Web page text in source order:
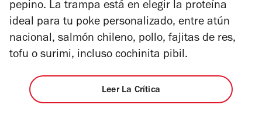
pepino. La trampa está en elegir la proteína
ideal para tu poke personalizado, entre atún
nacional, salmón chileno, pollo, fajitas de res,
tofu o surimi, incluso cochinita pibil.
Leer La Crítica